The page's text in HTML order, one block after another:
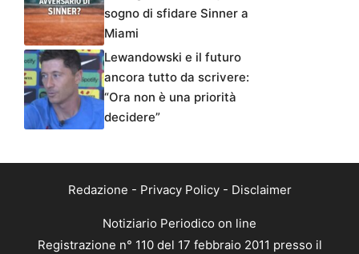
sogno di sfidare Sinner a
Miami
Lewandowski e il futuro
ancora tutto da scrivere:
“Ora non è una priorità
decidere”
Redazione - Privacy Policy- Disclaimer
Notiziario Periodico on line
Registrazione n° 110 del 17 febbraio 2011 presso il